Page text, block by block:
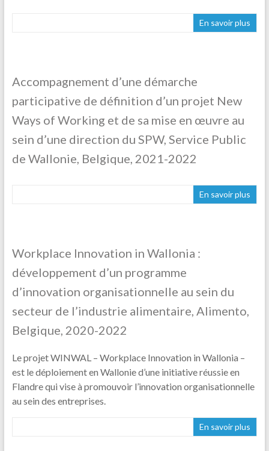
En savoir plus
Accompagnement d’une démarche
participative de définition d’un projet New
Ways of Working et de sa mise en œuvre au
sein d’une direction du SPW, Service Public
de Wallonie, Belgique, 2021-2022
En savoir plus
Workplace Innovation in Wallonia :
développement d’un programme
d’innovation organisationnelle au sein du
secteur de l’industrie alimentaire, Alimento,
Belgique, 2020-2022
Le projet WINWAL – Workplace Innovation in Wallonia –
est le déploiement en Wallonie d’une initiative réussie en
Flandre qui vise à promouvoir l’innovation organisationnelle
au sein des entreprises.
En savoir plus